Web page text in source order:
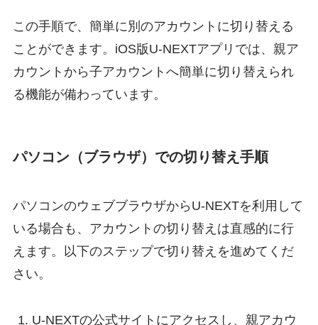
この手順で、簡単に別のアカウントに切り替える
ことができます。iOS版U-NEXTアプリでは、親ア
カウントから子アカウントへ簡単に切り替えられ
る機能が備わっています。
パソコン（ブラウザ）での切り替え手順
パソコンのウェブブラウザからU-NEXTを利用して
いる場合も、アカウントの切り替えは直感的に行
えます。以下のステップで切り替えを進めてくだ
さい。
U-NEXTの公式サイトにアクセスし、親アカウ